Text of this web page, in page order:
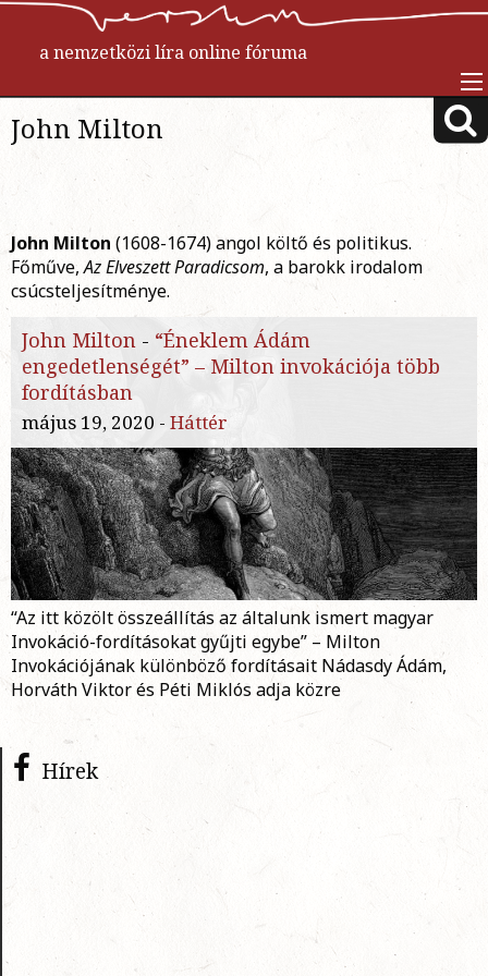
a nemzetközi líra online fóruma
John Milton
John Milton (1608-1674) angol költő és politikus.
Főműve,Az Elveszett Paradicsom, a barokk irodalom
csúcsteljesítménye.
John Milton - “Éneklem Ádám
engedetlenségét” – Milton invokációja több
fordításban
május 19, 2020 - Háttér
“Az itt közölt összeállítás az általunk ismert magyar
Invokáció-fordításokat gyűjti egybe” – Milton
Invokációjának különböző fordításait Nádasdy Ádám,
Horváth Viktor és Péti Miklós adja közre
Hírek